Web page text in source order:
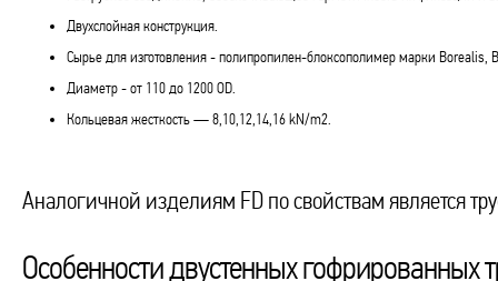
Двухслойная конструкция.
Сырье для изготовления - полипропилен-блоксополимер марки Borealis,
Диаметр - от 110 до 1200 OD.
Кольцевая жесткость — 8,10,12,14,16 kN/m2.
Аналогичной изделиям FD по свойствам является
Особенности двустенных гофрированных